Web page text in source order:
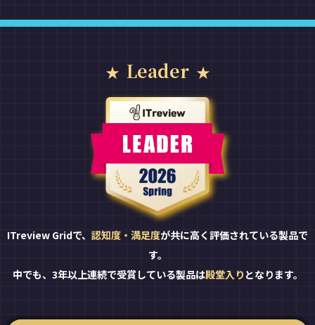
Leader
ITreview Gridで、 認知度・満足度が共に高く評価されている製品で
す。
中でも、3年以上連続で受賞している製品は殿堂入り となります。